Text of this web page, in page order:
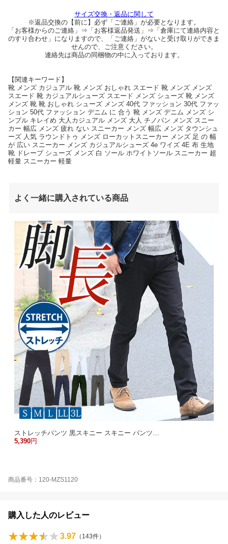
サイズ交換・返品に関して
※返品交換の【前に】必ず「ご連絡」が必要となります。
「お客様からのご連絡」⇒「お客様返品発送」⇒「倉庫にて連絡内容と
のすり合わせ」になりますので、「ご連絡」がないと受け取りができま
せんので、ご注意ください。
連絡先は商品の同梱物の中に入っております。
【関連キーワード】
靴 メンズ カジュアル 靴 メンズ おしゃれ スエード 靴 メンズ メンズ
スエード 靴 カジュアルシューズ スエード メンズ シューズ 靴 メンズ
メンズ 靴 靴 おしゃれ シューズ メンズ 40代 ファッション 30代 ファッ
ション 50代 ファッション デニム に 合う 靴 メンズ デニム メンズ シ
ンプル キレイめ 大人カジュアル メンズ 大人 チノパン メンズ スニー
カー 幅広 メンズ 疲れ ない スニーカー メンズ 幅広 メンズ タウンシュ
ーズ 人気 ラウンドトゥ メンズ ローカットスニーカー メンズ 足 の 幅
が 広い スニーカー メンズ カジュアルシューズ 4e ワイズ 4E 布 生地
靴 ドレープ シューズ メンズ 白 ソール ホワイトソール スニーカー 超
軽量 スニーカー 軽量
よく一緒に購入されている商品
ストレッチパンツ 黒スキニー スキニー パンツ…
5,390円
商品番号：120-MZS1120
購入した人のレビュー
3.97 （ 143件）